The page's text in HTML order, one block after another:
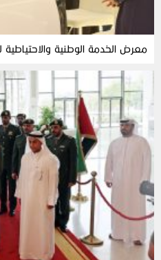
معرض الخدمة الوطنية